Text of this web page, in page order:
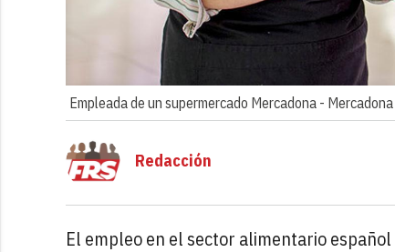
Empleada de un supermercado Mercadona - Mercadona
Redacción
El empleo en el sector alimentario español